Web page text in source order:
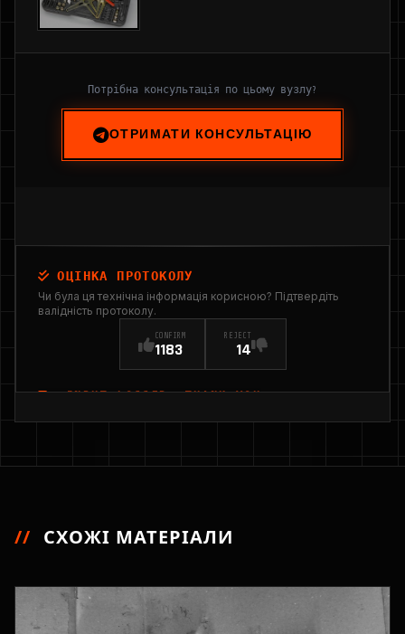
Потрібна консультація по цьому вузлу?
ОТРИМАТИ КОНСУЛЬТАЦІЮ
ОЦІНКА ПРОТОКОЛУ
Чи була ця технічна інформація корисною? Підтвердіть
валідність протоколу.
CONFIRM
1183
REJECT
14
INPUT_LOGGED: THANK YOU
// СХОЖІ МАТЕРІАЛИ